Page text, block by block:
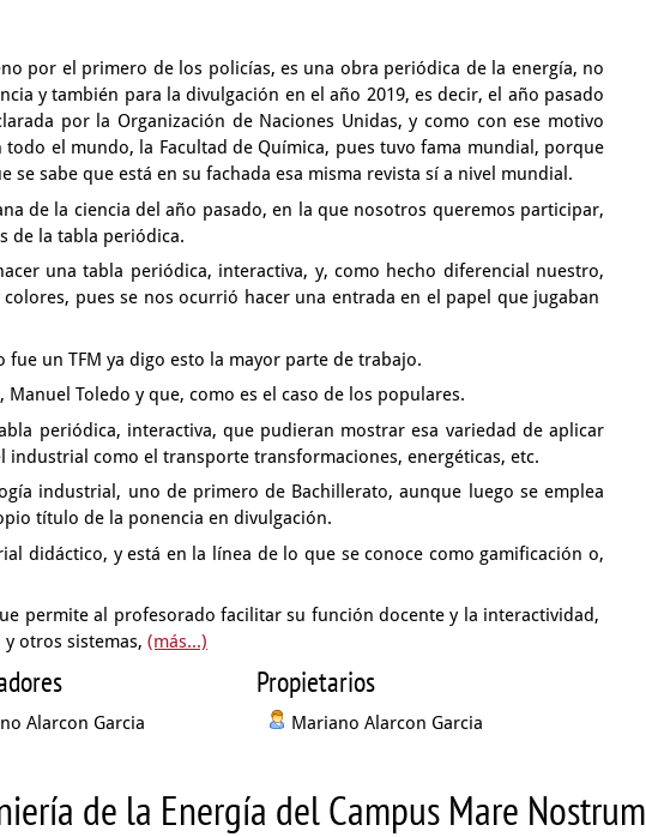
por el primero de los policías, es una obra periódica de la energía, no
y también para la divulgación en el año 2019, es decir, el año pasado
por la Organización de Naciones Unidas,y como con ese motivo
el mundo, la Facultad de Química, pues tuvo fama mundial, porque
se sabe que está en su fachada esa misma revista sí a nivel mundial.
de la ciencia del año pasado,en la que nosotros queremos participar,
de la tabla periódica.
una tabla periódica, interactiva, y, como hecho diferencial nuestro,
pues se nos ocurrió hacer una entrada en el papel que jugaban
fue un TFM ya digo esto la mayor parte de trabajo.
Manuel Toledo y que, como es el caso de los populares.
periódica, interactiva, que pudieran mostrar esa variedad de aplicar
industrial como el transporte transformaciones, energéticas, etc.
industrial, uno de primero de Bachillerato,aunque luego se emplea
título de la ponencia en divulgación.
didáctico, y está en la línea de lo que se conoce como gamificacióno,
permite al profesorado facilitar su función docentey la interactividad,
otros sistemas, (más...)
Alarcon Garcia
Propietarios
Mariano Alarcon Garcia
de la Energía del Campus Mare Nostrum